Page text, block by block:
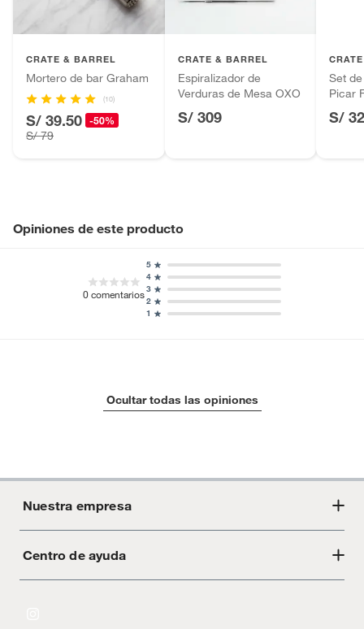
CRATE & BARREL
Mortero de bar Graham
(10)
S/ 39.50 -50%
S/ 79
CRATE & BARREL
Espiralizador de
Verduras de Mesa OXO
S/ 309
Set
Picar
S/
Opiniones de este producto
0comentarios
1
2
3
4
5
Ocultar todas las opiniones
Nuestra empresa
Acerca de Crate
Centro de ayuda